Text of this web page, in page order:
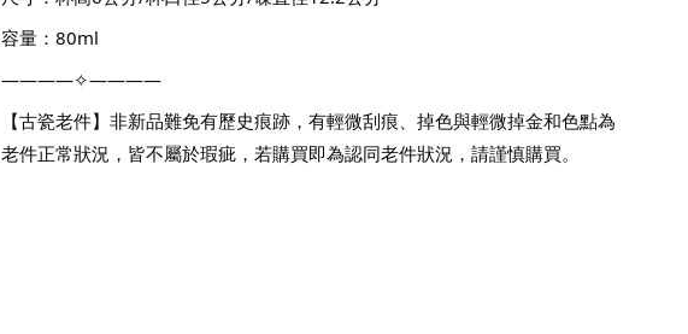
容量：80ml
————✧————
【古瓷老件】非新品難免有歷史痕跡，有輕微刮痕、掉色與輕微掉金和色點為
老件正常狀況，皆不屬於瑕疵，若購買即為認同老件狀況，請謹慎購買。